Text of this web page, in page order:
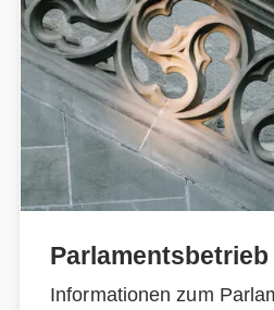
Parlamentsbetrieb
Informationen zum